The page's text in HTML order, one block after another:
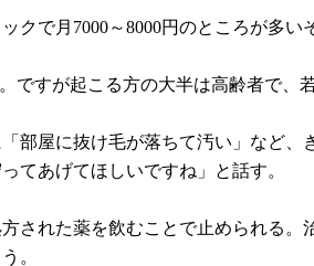
クで月7000～8000円のところが多
ですが起こる方の大半は高齢者で
部屋に抜け毛が落ちて汚い」など
てあげてほしいですね」と話す。
された薬を飲むことで止められる
。